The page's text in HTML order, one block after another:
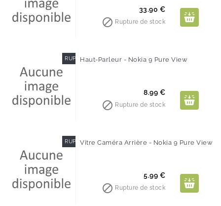
Prix
33.90 €
 Rupture de stock
RUPTURE DE STOCK
Haut-Parleur - Nokia 9 Pure View
Prix
8.99 €
 Rupture de stock
RUPTURE DE STOCK
Vitre Caméra Arrière - Nokia 9 Pure View
Prix
5.99 €
 Rupture de stock